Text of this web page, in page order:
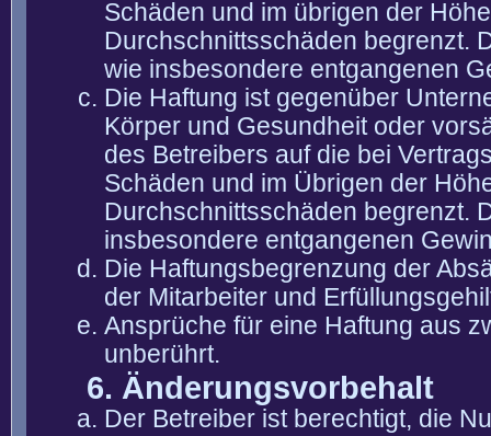
Schäden und im übrigen der
Durchschnittsschäden begrenzt.
wie insbesondere entgangenen
Die Haftung ist gegenüber
Körper und Gesundheit oder
des Betreibers auf die bei
Schäden und im Übrigen der
Durchschnittsschäden begrenzt.
insbesondere entgangenen
Die Haftungsbegrenzung der
der Mitarbeiter und
Ansprüche für eine Haftung aus
unberührt.
6. Änderungsvorbehalt
Der Betreiber ist berechtigt, die